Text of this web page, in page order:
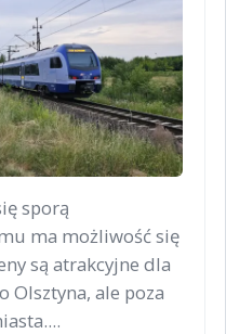
sporą
ma możliwość się
są atrakcyjne dla
Olsztyna, ale poza